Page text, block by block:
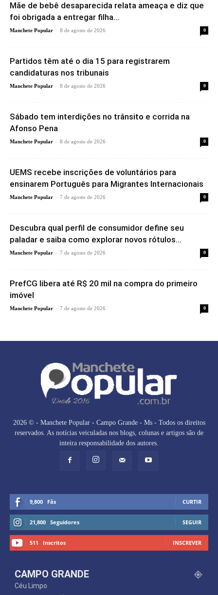
Mãe de bebê desaparecida relata ameaça e diz que
foi obrigada a entregar filha...
Manchete Popular - 8 de agosto de 2026 0
Partidos têm até o dia 15 para registrarem
candidaturas nos tribunais
Manchete Popular - 8 de agosto de 2026 0
Sábado tem interdições no trânsito e corrida na
Afonso Pena
Manchete Popular - 8 de agosto de 2026 0
UEMS recebe inscrições de voluntários para
ensinarem Português para Migrantes Internacionais
Manchete Popular - 7 de agosto de 2026 0
Descubra qual perfil de consumidor define seu
paladar e saiba como explorar novos rótulos...
Manchete Popular - 7 de agosto de 2026 0
PrefCG libera até R$ 20 mil na compra do primeiro
imóvel
Manchete Popular - 7 de agosto de 2026 0
2026 © - Manchete Popular - Campo Grande - Ms - Todos os direitos
reservados. As notícias veiculadas nos blogs, colunas e artigos são de
inteira responsabilidade dos autores.
9,800 Fãs CURTIR
21,800 Seguidores SEGUIR
511 Inscritos INSCREVER
CAMPO GRANDE
Céu Limpo